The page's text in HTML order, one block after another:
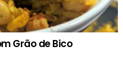
Grão de Bico